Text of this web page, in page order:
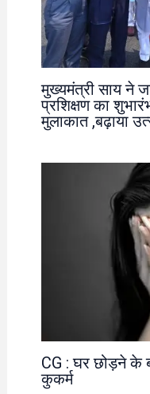
मुख्यमंत्री साय ने
प्रशिक्षण का
मुलाकात ,बढ़ाया
CG : घर छोड़ने के
कुकर्म